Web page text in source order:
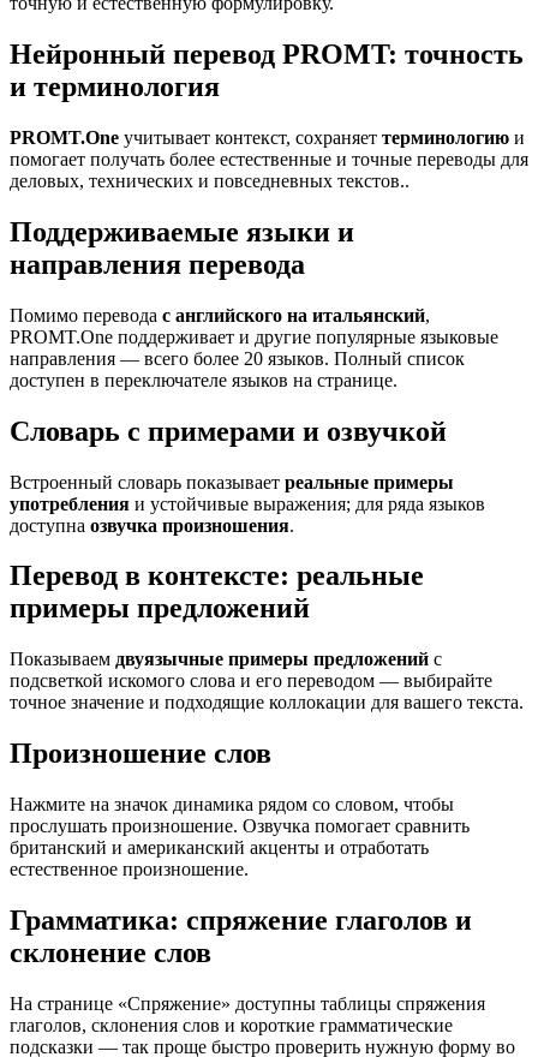
Нейронный перевод PROMT: точность
и терминология
PROMT.One учитывает контекст, сохраняет терминологию и
помогает получать более естественные и точные переводы для
деловых, технических и повседневных текстов..
Поддерживаемые языки и
направления перевода
Помимо перевода с английского на итальянский,
PROMT.One поддерживает и другие популярные языковые
направления — всего более 20 языков. Полный список
доступен в переключателе языков на странице.
Словарь с примерами и озвучкой
Встроенный словарь показывает реальные примеры
употребления и устойчивые выражения; для ряда языков
доступна озвучка произношения.
Перевод в контексте: реальные
примеры предложений
Показываем двуязычные примеры предложений с
подсветкой искомого слова и его переводом — выбирайте
точное значение и подходящие коллокации для вашего текста.
Произношение слов
Нажмите на значок динамика рядом со словом, чтобы
прослушать произношение. Озвучка помогает сравнить
британский и американский акценты и отработать
естественное произношение.
Грамматика: спряжение глаголов и
склонение слов
На странице «Спряжение» доступны таблицы спряжения
глаголов, склонения слов и короткие грамматические
подсказки — так проще быстро проверить нужную форму во